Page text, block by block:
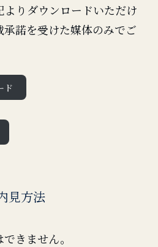
りダウンロードいただけ
承諾を受けた媒体のみでご
ド
見方法
きません。